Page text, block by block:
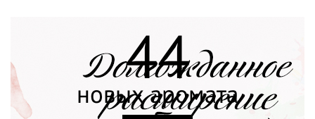
44
новых аромата